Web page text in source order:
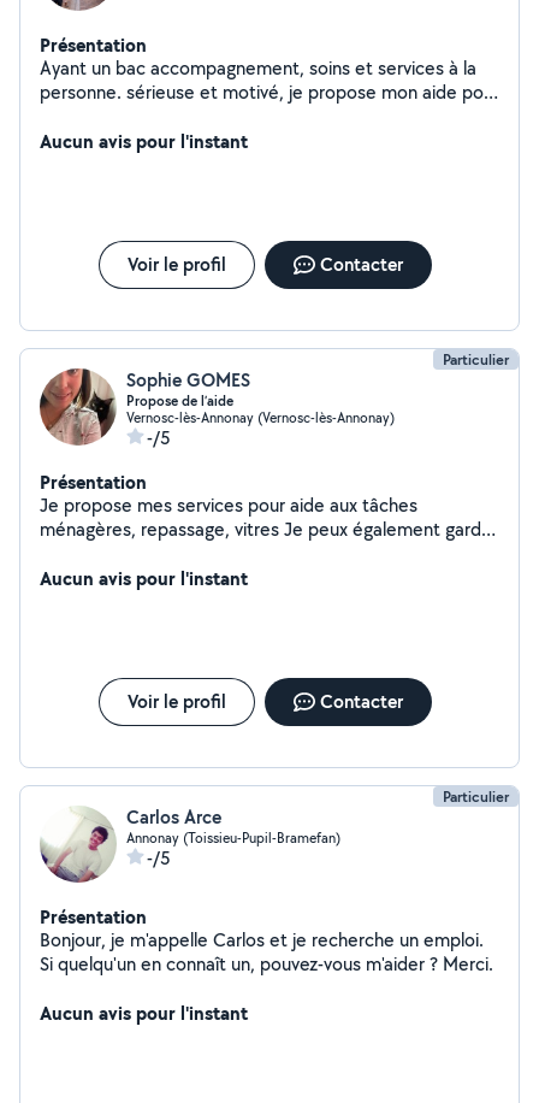
Présentation
Ayant un bac accompagnement, soins et services à la
personne. sérieuse et motivé, je propose mon aide pour
Aucun avis pour l'instant
Voir le profil Contacter
Particulier
Sophie GOMES
Propose de l’aide
Vernosc-lès-Annonay (Vernosc-lès-Annonay)
-/5
Présentation
Je propose mes services pour aide aux tâches
ménagères, repassage, vitres Je peux également garder
votre domicile, avec des visites régulières. N'hésitez pas
Aucun avis pour l'instant
Voir le profil Contacter
Particulier
Carlos Arce
Annonay (Toissieu-Pupil-Bramefan)
-/5
Présentation
Bonjour, je m'appelle Carlos et je recherche un emploi.
Si quelqu'un en connaît un, pouvez-vous m'aider ? Merci.
Aucun avis pour l'instant